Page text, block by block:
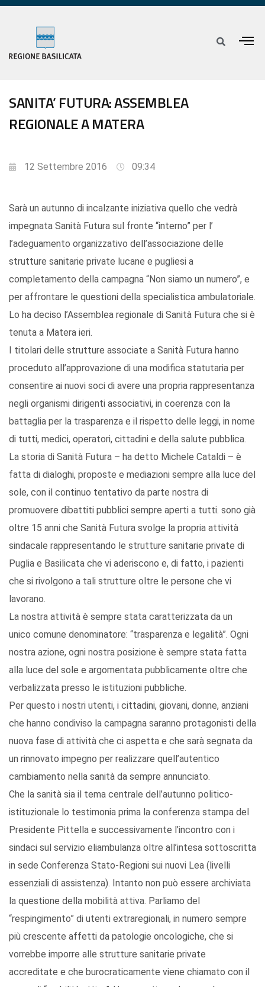
SANITA’ FUTURA: ASSEMBLEA
REGIONALE A MATERA
12 Settembre 2016 09:34
Sarà un autunno di incalzante iniziativa quello che vedrà
impegnata Sanità Futura sul fronte “interno” per l’
l’adeguamento organizzativo dell’associazione delle
strutture sanitarie private lucane e pugliesi a
completamento della campagna “Non siamo un numero”, e
per affrontare le questioni della specialistica ambulatoriale.
Lo ha deciso l’Assemblea regionale di Sanità Futura che si è
tenuta a Matera ieri.
I titolari delle strutture associate a Sanità Futura hanno
proceduto all’approvazione di una modifica statutaria per
consentire ai nuovi soci di avere una propria rappresentanza
negli organismi dirigenti associativi, in coerenza con la
battaglia per la trasparenza e il rispetto delle leggi, in nome
di tutti, medici, operatori, cittadini e della salute pubblica.
La storia di Sanità Futura – ha detto Michele Cataldi – è
fatta di dialoghi, proposte e mediazioni sempre alla luce del
sole, con il continuo tentativo da parte nostra di
promuovere dibattiti pubblici sempre aperti a tutti. sono già
oltre 15 anni che Sanità Futura svolge la propria attività
sindacale rappresentando le strutture sanitarie private di
Puglia e Basilicata che vi aderiscono e, di fatto, i pazienti
che si rivolgono a tali strutture oltre le persone che vi
lavorano.
La nostra attività è sempre stata caratterizzata da un
unico comune denominatore: “trasparenza e legalità”. Ogni
nostra azione, ogni nostra posizione è sempre stata fatta
alla luce del sole e argomentata pubblicamente oltre che
verbalizzata presso le istituzioni pubbliche.
Per questo i nostri utenti, i cittadini, giovani, donne, anziani
che hanno condiviso la campagna saranno protagonisti della
nuova fase di attività che ci aspetta e che sarà segnata da
un rinnovato impegno per realizzare quell’autentico
cambiamento nella sanità da sempre annunciato.
Che la sanità sia il tema centrale dell’autunno politico-
istituzionale lo testimonia prima la conferenza stampa del
Presidente Pittella e successivamente l’incontro con i
sindaci sul servizio eliambulanza oltre all’intesa sottoscritta
in sede Conferenza Stato-Regioni sui nuovi Lea (livelli
essenziali di assistenza). Intanto non può essere archiviata
la questione della mobilità attiva. Parliamo del
“respingimento” di utenti extraregionali, in numero sempre
più crescente affetti da patologie oncologiche, che si
vorrebbe imporre alle strutture sanitarie private
accreditate e che burocraticamente viene chiamato con il